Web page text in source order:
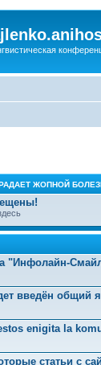
ЖОПНОЙ
"Инфолайн-
введён общий
enigita la
статьи с